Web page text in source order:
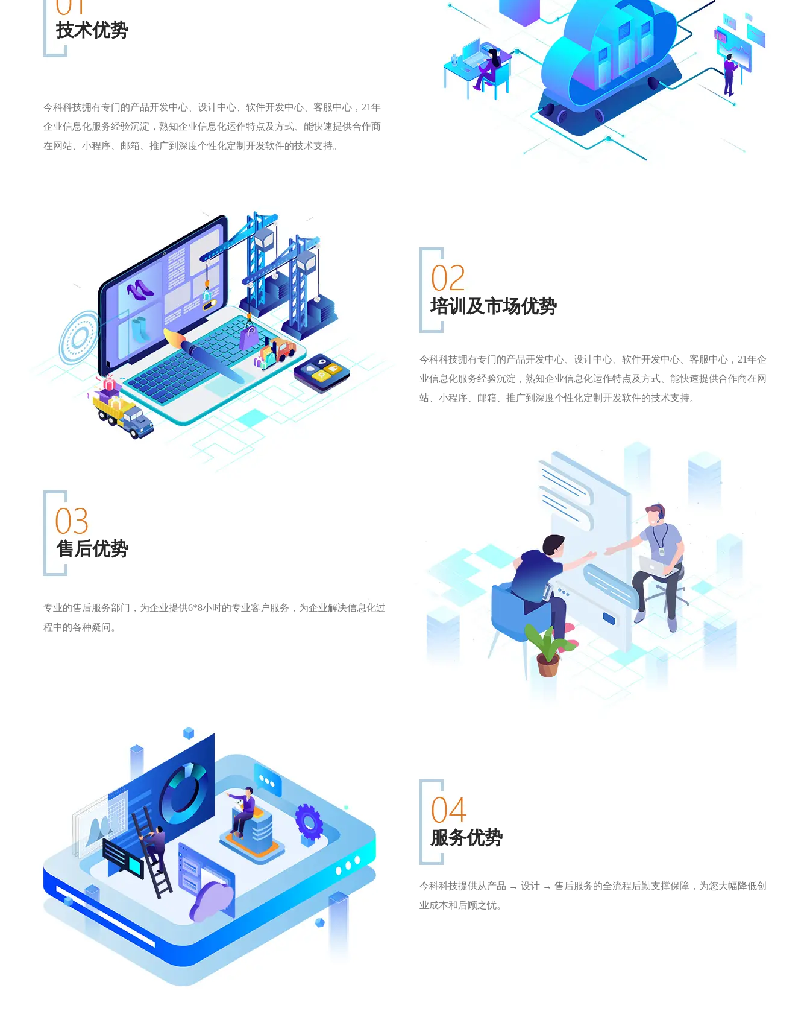
技术优势
今科科技拥有专门的产品开发中心、设计中心、软件开发中心、客服中心，21年
企业信息化服务经验沉淀，熟知企业信息化运作特点及方式、能快速提供合作商
在网站、小程序、邮箱、推广到深度个性化定制开发软件的技术支持。
培训及市场优势
今科科技拥有专门的产品开发中心、设计中心、软件开发中心、客服中心，21年企
业信息化服务经验沉淀，熟知企业信息化运作特点及方式、能快速提供合作商在网
站、小程序、邮箱、推广到深度个性化定制开发软件的技术支持。
售后优势
专业的售后服务部门，为企业提供6*8小时的专业客户服务，为企业解决信息化过
程中的各种疑问。
服务优势
今科科技提供从产品 → 设计 → 售后服务的全流程后勤支撑保障，为您大幅降低创
业成本和后顾之忧。